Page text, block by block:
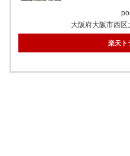
大阪府大阪市西
楽天ト